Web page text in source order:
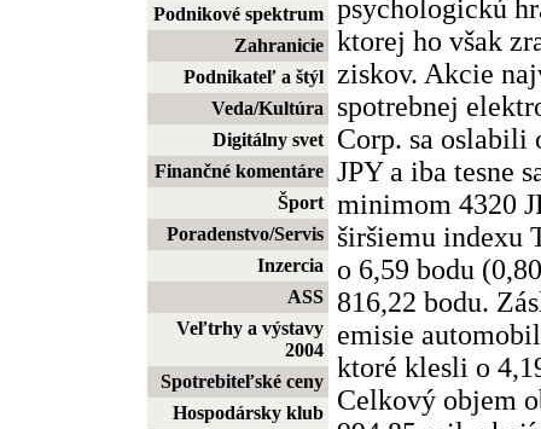
Podnikové spektrum
Zahranicie
Podnikateľ a štýl
Veda/Kultúra
Digitálny svet
Finančné komentáre
Šport
Poradenstvo/Servis
Inzercia
ASS
Veľtrhy a výstavy
2004
Spotrebiteľské ceny
Hospodársky klub
psychologickú
ktorej ho však
ziskov. Akcie
spotrebnej
Corp. sa oslabili
JPY a iba tesne
minimom 4320
širšiemu indexu
o 6,59 bodu
816,22 bodu.
emisie
ktoré klesli o
Celkový objem